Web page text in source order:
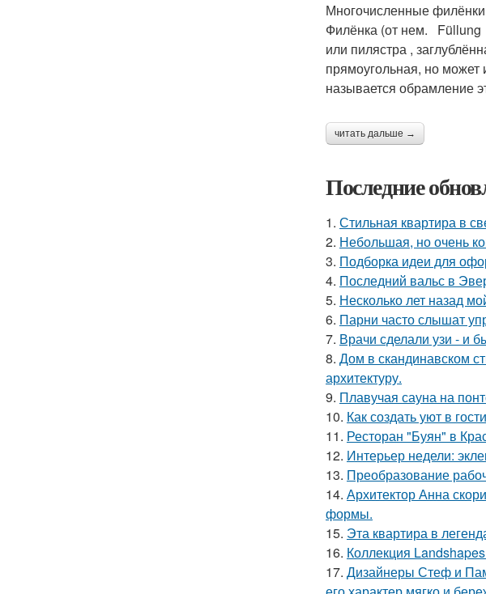
Многочисленные
Филёнка (от нем. Füllung
или пилястра ,
прямоугольная, но может
называется обрамление
читать дальше →
Последние
1. Стильная квартира в
2. Небольшая, но очень
3. Подборка идеи для
4. Последний вальс в
5. Несколько лет назад
6. Парни часто слышат
7. Врачи сделали узи - и
8. Дом в скандинавском
архитектуру.
9. Плавучая сауна на
10. Как создать уют в
11. Ресторан "Буян" в
12. Интерьер недели:
13. Преобразование
14. Архитектор Анна
формы.
15. Эта квартира в
16. Коллекция
17. Дизайнеры Стеф и